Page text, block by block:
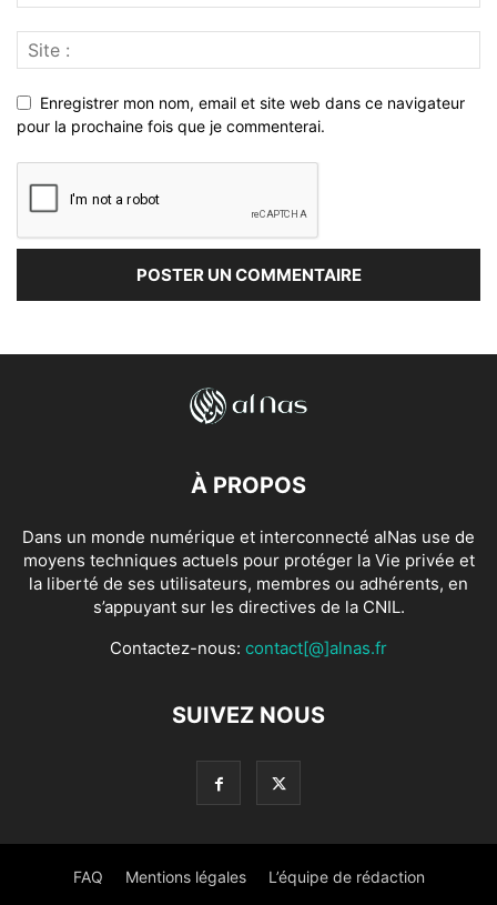
Enregistrer mon nom, email et site web dans ce navigateur
pour la prochaine fois que je commenterai.
À PROPOS
Dans un monde numérique et interconnecté alNas use de
moyens techniques actuels pour protéger la Vie privée et
la liberté de ses utilisateurs, membres ou adhérents, en
s’appuyant sur les directives de la CNIL.
Contactez-nous: contact[@]alnas.fr
SUIVEZ NOUS
FAQ Mentions légales L’équipe de rédaction